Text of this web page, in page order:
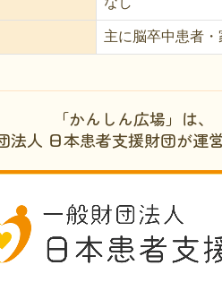
主に脳卒中患者・
「かんしん広場」は、
法人 日本患者支援財団が運